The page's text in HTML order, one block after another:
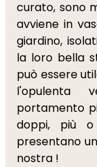
curato, sono
avviene in
giardino,
la loro bella
può essere
l'opulenta
portamento
doppi, più
presentano
nostra !